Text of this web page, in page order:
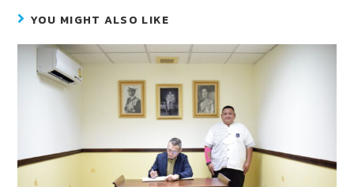
b
o
o
k
er e
n
g
er
YOU MIGHT ALSO LIKE